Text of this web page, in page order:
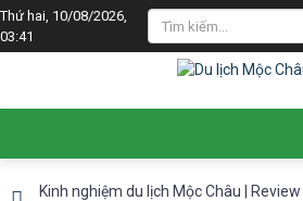
Thứ hai, 10/08/2026,
03:41
Kinh nghiệm du lịch Mộc Châu |